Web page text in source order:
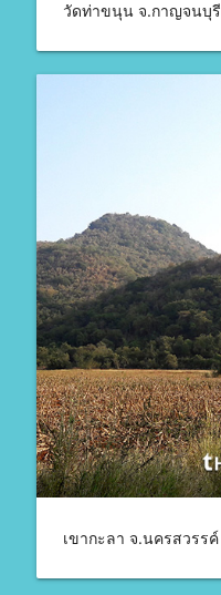
วัดท่าขนุน จ.กาญจนบุรี
เขากะลา จ.นครสวรรค์